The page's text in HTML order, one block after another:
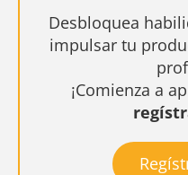
Desbloquea
impulsar tu
¡Comienza a